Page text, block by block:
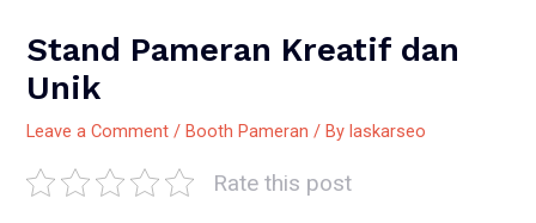
Stand Pameran Kreatif dan
Unik
Leave a Comment /Booth Pameran / Bylaskarseo
Rate this post